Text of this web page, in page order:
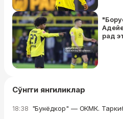
рад
Сўнгги янгиликлар
18:38 "Бунёдкор" — ОКМК.